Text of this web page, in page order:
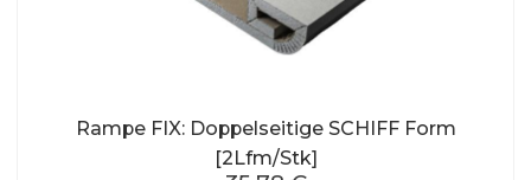
Rampe FIX: Doppelseitige SCHIFF Form
[2Lfm/Stk]